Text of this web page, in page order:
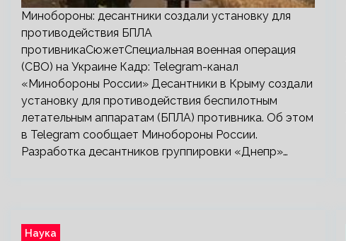
Минобороны: десантники создали установку для
противодействия БПЛА
противникаСюжетСпециальная военная операция
(СВО) на Украине Кадр: Telegram-канал
«Минобороны России» Десантники в Крыму создали
установку для противодействия беспилотным
летательным аппаратам (БПЛА) противника. Об этом
в Telegram сообщает Минобороны России.
Разработка десантников группировки «Днепр»…
Наука